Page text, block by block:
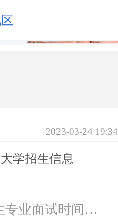
2023-03-24 19:34
大学招生信息
2021年北京群星表演艺术学校春季招生专业面试时间确定